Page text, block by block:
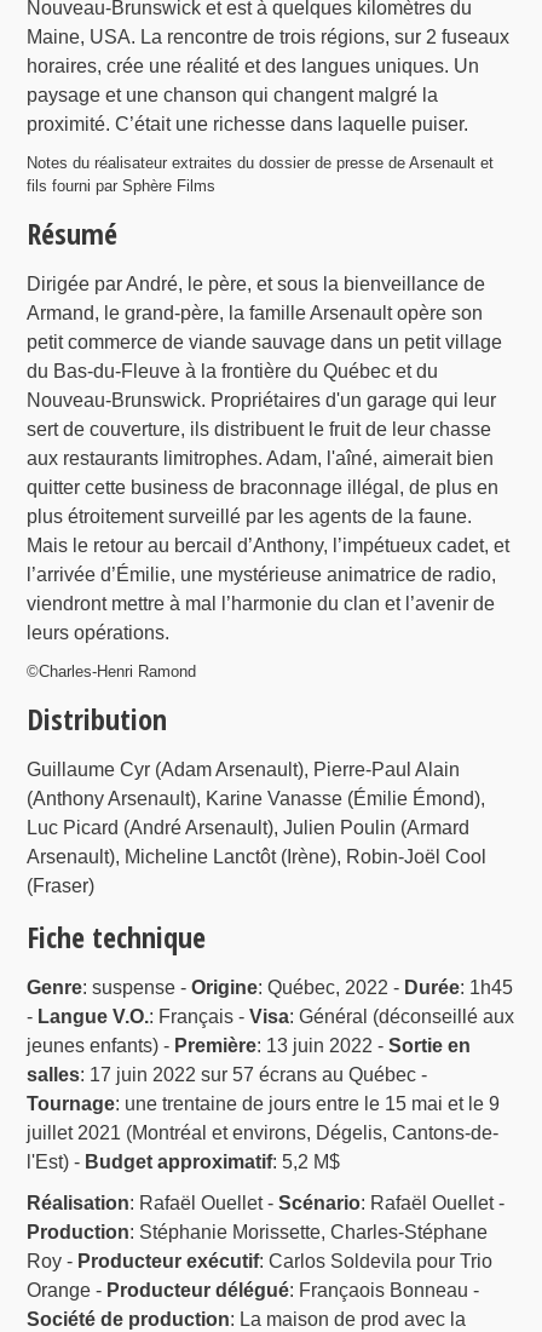
Nouveau-Brunswick et est à quelques kilomètres du
Maine, USA. La rencontre de trois régions, sur 2 fuseaux
horaires, crée une réalité et des langues uniques. Un
paysage et une chanson qui changent malgré la
proximité. C’était une richesse dans laquelle puiser.
Notes du réalisateur extraites du dossier de presse de Arsenault et
fils fourni par Sphère Films
Résumé
Dirigée par André, le père, et sous la bienveillance de
Armand, le grand-père, la famille Arsenault opère son
petit commerce de viande sauvage dans un petit village
du Bas-du-Fleuve à la frontière du Québec et du
Nouveau-Brunswick. Propriétaires d'un garage qui leur
sert de couverture, ils distribuent le fruit de leur chasse
aux restaurants limitrophes. Adam, l'aîné, aimerait bien
quitter cette business de braconnage illégal, de plus en
plus étroitement surveillé par les agents de la faune.
Mais le retour au bercail d’Anthony, l’impétueux cadet, et
l’arrivée d’Émilie, une mystérieuse animatrice de radio,
viendront mettre à mal l’harmonie du clan et l’avenir de
leurs opérations.
©Charles-Henri Ramond
Distribution
Guillaume Cyr (Adam Arsenault), Pierre-Paul Alain
(Anthony Arsenault), Karine Vanasse (Émilie Émond),
Luc Picard (André Arsenault), Julien Poulin (Armard
Arsenault), Micheline Lanctôt (Irène), Robin-Joël Cool
(Fraser)
Fiche technique
Genre: suspense -Origine: Québec, 2022 - Durée: 1h45
- Langue V.O.: Français -Visa: Général (déconseillé aux
jeunes enfants) - Première: 13 juin 2022 -Sortie en
salles: 17 juin 2022 sur 57 écrans au Québec -
Tournage: une trentaine de jours entre le 15 mai et le 9
juillet 2021 (Montréal et environs, Dégelis, Cantons-de-
l'Est) - Budget approximatif: 5,2 M$
Réalisation: Rafaël Ouellet -Scénario: Rafaël Ouellet -
Production: Stéphanie Morissette, Charles-Stéphane
Roy - Producteur exécutif: Carlos Soldevila pour Trio
Orange - Producteur délégué: Françaois Bonneau -
Société de production: La maison de prod avec la